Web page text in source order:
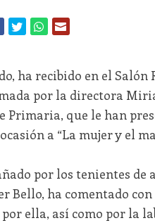
ha recibido en el
por la directora
Primaria, que le han
a “La mujer y el
por los tenientes de
Bello, ha comentado
ella, así como por la